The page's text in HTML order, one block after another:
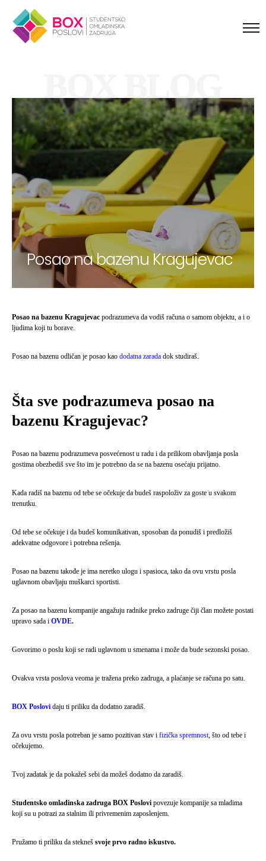
Posao na bazenu Kragujevac
Posao na bazenu Kragujevac podrazumeva da vodiš računa o samom objektu, a i o
ljudima koji tu borave.
Posao na bazenu odličan je posao kao dodatna zarada dok studiraš.
Šta sve podrazumeva posao na
bazenu Kragujevac?
Posao na bazenu podrazumeva posvećenost u radu i da prilikom obavljanja posla
gostima obezbediš sve što im je potrebno da se na bazenu osećaju prijatno.
Kada radiš na bazenu od tebe se očekuje da budeš raspoloživ za goste u svakom
trenutku.
Od tebe se očekuje i da budeš komunikativan, sposoban da ponudiš i predložiš
adekvatne odgovore i potrebna rešenja.
Posao na bazenu takođe je ima neretko ulogu i spasioca, tako da ovu vrstu posla
uglavnom obavljaju muškarci sportisti.
Za posao na bazenu kompanije angažuju radnike preko zadruge čiji član možete postati
upravo sada i OVDE.
Govorimo o poslu koji se radi uglavnom u smenama i može da bude sezonski posao.
Ovakva vrsta poslova veoma je tražena preko zadruga, a plaćanje se računa po satu.
BOX Poslovi daju ti priliku da dodatno zaradiš.
Za ovu vrstu posla potreban je samo pozitivan stav i fizička spremnost, što od tebe i
očekujemo.
Tvoj zadatak je da pokažeš sebi da možeš dodatno da zaradiš.
Studentsko omladinska zadruga BOX Poslovi povezuje kompanije sa mladima
koji su u potrazi za stalnim ili privremenim zaposlenjem.
Pružamo ti priliku da stekneš svoje prvo radno iskustvo.